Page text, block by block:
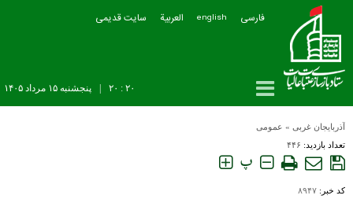
فارسی english العربیة سایت قدیمی
پنجشنبه ۱۵ مرداد ۱۴۰۵ ۲۰ : ۲۰
آذربایجان غربی » عمومی
تعداد بازدید: ۴۴۶
پ
کد خبر: ۸۹۴۷